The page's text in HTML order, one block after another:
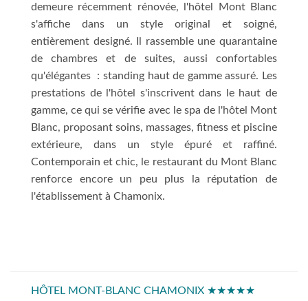
demeure récemment rénovée, l'hôtel Mont Blanc
s'affiche dans un style original et soigné,
entièrement designé. Il rassemble une quarantaine
de chambres et de suites, aussi confortables
qu'élégantes : standing haut de gamme assuré. Les
prestations de l'hôtel s'inscrivent dans le haut de
gamme, ce qui se vérifie avec le spa de l'hôtel Mont
Blanc, proposant soins, massages, fitness et piscine
extérieure, dans un style épuré et raffiné.
Contemporain et chic, le restaurant du Mont Blanc
renforce encore un peu plus la réputation de
l'établissement à Chamonix.
HÔTEL MONT-BLANC CHAMONIX ★★★★★